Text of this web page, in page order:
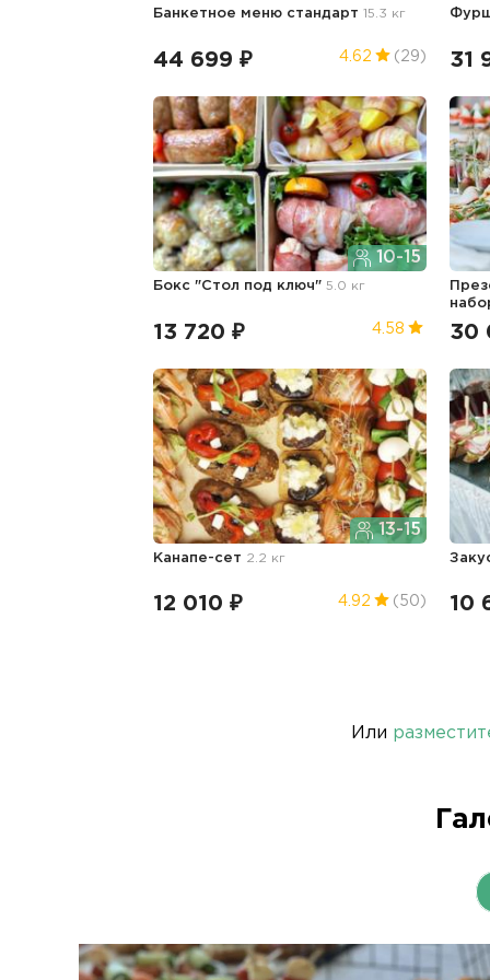
Банкетное меню стандарт 15.3 кг
44 699 ₽ 4.62 (29) 31
10-15
Бокс "Стол под ключ" 5.0 кг
13 720 ₽ 4.58 30
13-15
Канапе-сет 2.2 кг
12 010 ₽ 4.92 (50) 10
Или